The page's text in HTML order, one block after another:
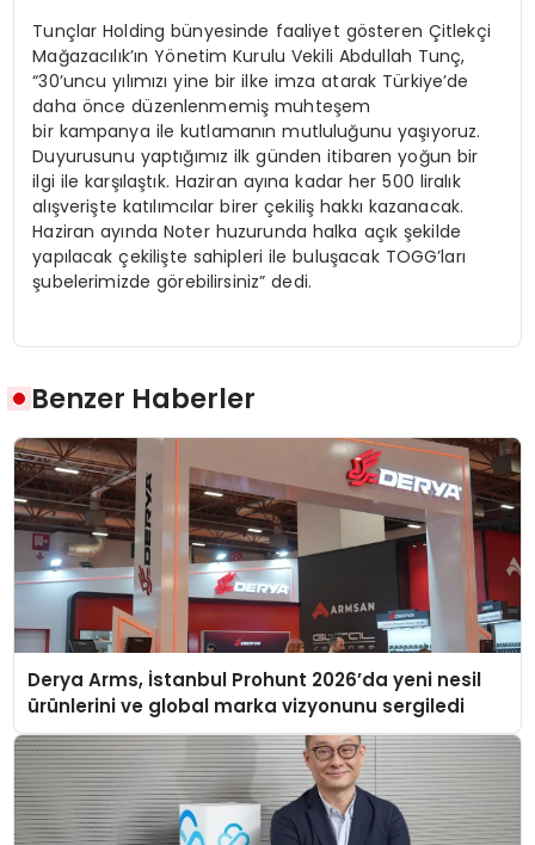
Tunçlar Holding bünyesinde faaliyet gösteren Çitlekçi
Mağazacılık’ın Yönetim Kurulu Vekili Abdullah Tunç,
“30’uncu yılımızı yine bir ilke imza atarak Türkiye’de
daha önce düzenlenmemiş muhteşem
bir kampanya ile kutlamanın mutluluğunu yaşıyoruz.
Duyurusunu yaptığımız ilk günden itibaren yoğun bir
ilgi ile karşılaştık. Haziran ayına kadar her 500 liralık
alışverişte katılımcılar birer çekiliş hakkı kazanacak.
Haziran ayında Noter huzurunda halka açık şekilde
yapılacak çekilişte sahipleri ile buluşacak TOGG’ları
şubelerimizde görebilirsiniz” dedi.
Benzer Haberler
Derya Arms, İstanbul Prohunt 2026’da yeni nesil
ürünlerini ve global marka vizyonunu sergiledi